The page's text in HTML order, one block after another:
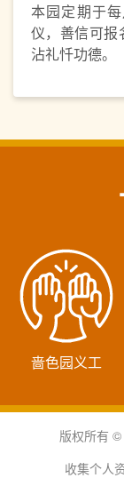
本园定期于
仪，善信可报
沾礼忏功德。
啬色园义工
版权所有
收集个人